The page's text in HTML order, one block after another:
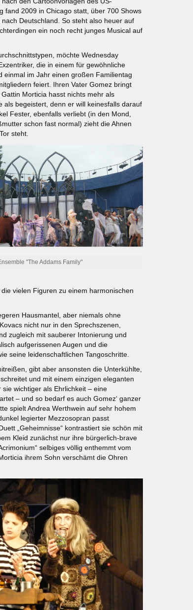
fand 2009 in Chicago statt, über 700 Shows
Deutschland. So steht also heuer auf
ein noch recht junges Musical auf
möchte Wednesday
die in einem für gewöhnliche
einmal im Jahr einen großen Familientag
feiert. Ihren Vater Gomez bringt
Morticia hasst nichts mehr als
als begeistert, denn er will keinesfalls darauf
Fester, ebenfalls verliebt (in den Mond,
schon fast normal) zieht die Ahnen
steht.
"The Addams Family"
vielen Figuren zu einem harmonischen
Hausmantel, aber niemals ohne
nicht nur in den Sprechszenen,
zugleich mit sauberer Intonierung und
aufgerissenen Augen und die
seine leidenschaftlichen Tangoschritte.
gibt aber ansonsten die Unterkühlte,
und mit einem einzigen eleganten
wichtiger als Ehrlichkeit – eine
– und so bedarf es auch Gomez‘ ganzer
spielt Andrea Werthwein auf sehr hohem
legierter Mezzosopran passt
„Geheimnisse“ kontrastiert sie schön mit
Kleid zunächst nur ihre bürgerlich-brave
selbiges völlig enthemmt vom
ihrem Sohn verschämt die Ohren